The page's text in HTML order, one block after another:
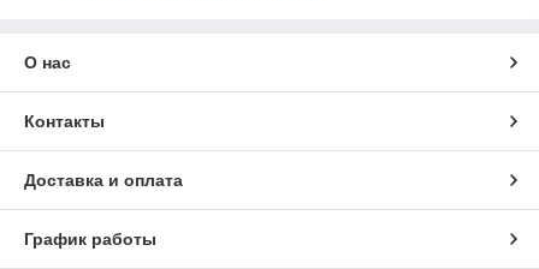
О нас
Контакты
Доставка и оплата
График работы